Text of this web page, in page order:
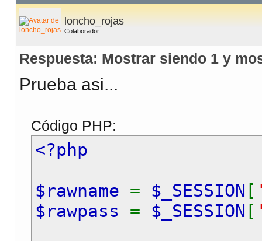
loncho_rojas
Colaborador
Respuesta: Mostrar siendo 1 y
Prueba asi...
Código PHP:
<?php
$rawname = $_SESSION [
$rawpass = $_SESSION [